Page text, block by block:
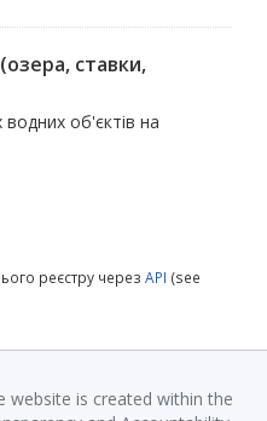
ставки,
об'єктів на
реєстру через API (see
website is created within the